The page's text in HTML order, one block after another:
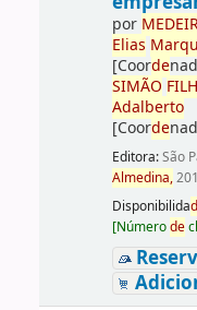
por MEDE
Elias
[Coorde
SIMÃO
Adalberto
[Coorde
Editora:São
Almedina,
Disponibilida
[Númerode